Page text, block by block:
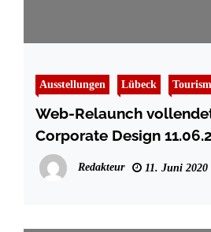
Ausstellungen Lübeck
Web-Relaunch
Corporate Design
Europäischen
Redakteur 11. Juni 2020